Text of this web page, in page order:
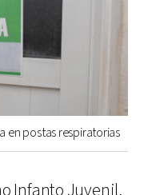
en postas respiratorias
Infanto Juvenil,